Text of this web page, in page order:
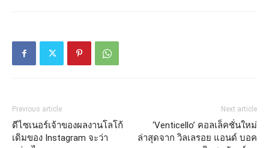
Previous article
ดีไซเนอร์เจ้าของผลงานโลโก้
เดิมของ Instagram จะว่า
Next article
‘Venticello’ คอลเล็คชั่นใหม่
ล่าสุดจาก วิลเลรอย แอนด์ บอค